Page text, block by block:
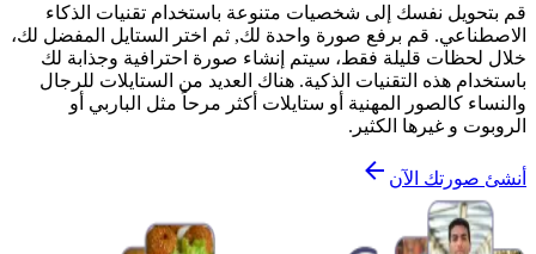
قم بتحويل نفسك إلى شخصيات متنوعة باستخدام تقنيات الذكاء
الاصطناعي. قم برفع صورة واحدة لك, ثم اختر الستايل المفضل لك،
خلال لحظات قليلة فقط، سيتم إنشاء صورة احترافية وجذابة لك
باستخدام هذه التقنيات الذكية. هناك العديد من الستايلات للرجال
والنساء كالصور المهنية أو ستايلات أكثر مرحاً مثل الباربي أو
الروبوت و غيرها الكثير.
أنشئ صورتك الآن